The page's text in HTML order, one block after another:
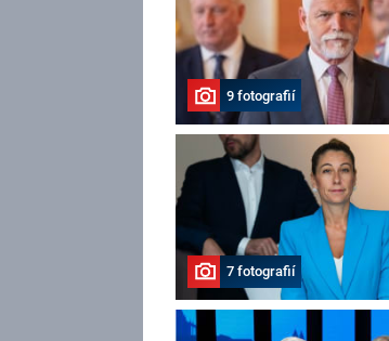
9 fotografií
7 fotografií